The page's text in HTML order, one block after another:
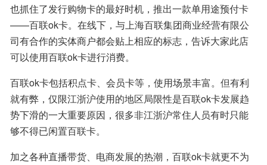
也抓住了发行购物卡的最好时机，推出一款单用途预付卡
——百联ok卡。在线下，与上海百联集团商业经营有限公
司有合作的实体商户都会贴上相应的标志，告诉大家此店
可以使用百联ok卡进行消费。
百联ok卡包括积点卡、会员卡等，使用场景丰富。但有利
就有弊，仅限江浙沪使用的地区局限性是百联ok卡发展趋
势下滑的一大重要原因，很多非江浙沪常住人员有时只能
够不得已闲置百联卡。
加之各种直播带货、电商发展的热潮，百联ok卡就更不为